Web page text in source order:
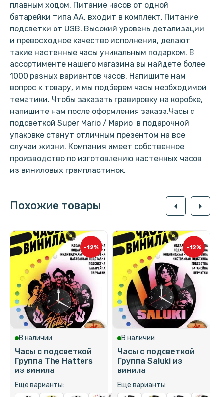
плавным ходом. Питание часов от одной
батарейки типа АА, входит в комплект. Питание
подсветки от USB. Высокий уровень детализации
и превосходное качество исполнения, делают
такие настенные часы уникальным подарком. В
ассортименте нашего магазина вы найдете более
1000 разных вариантов часов. Напишите нам
вопрос к товару, и мы подберем часы необходимой
тематики. Чтобы заказать гравировку на коробке,
напишите нам после оформления заказа.Часы с
подсветкой Super Mario / Марио в подарочной
упаковке станут отличным презентом на все
случаи жизни. Компания имеет собственное
производство по изготовлению настенных часов
из виниловых грампластинок.
Похожие товары arrow_left arrow_right
-12%
В наличии
Часы с подсветкой
Группа The Hatters
из винила
Еще варианты:
-12%
В наличии
Часы с подсветкой
Группа Saluki из
винила
Еще варианты: